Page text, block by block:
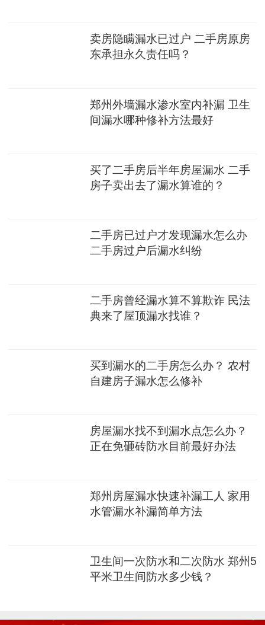
卖房隐瞒漏水已过户 二手房原房
东承担永久责任吗？
郑州外墙漏水渗水室内补漏 卫生
间漏水哪种修补方法最好
买了二手房后半年房屋漏水 二手
房子卖出去了漏水算谁的？
二手房已过户才发现漏水怎么办
二手房过户后漏水纠纷
二手房曾经漏水算不算欺诈 民法
典来了屋顶漏水找谁？
买到漏水的二手房怎么办？ 农村
自建房子漏水怎么修补
房屋漏水找不到漏水点怎么办？
正在免砸砖防水目前最好办法
郑州房屋漏水快速补漏工人 家用
水管漏水补漏简单方法
卫生间一次防水和二次防水 郑州5
平米卫生间防水多少钱？